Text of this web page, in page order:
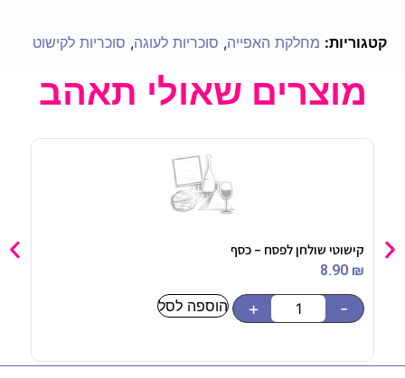
קטגוריות: מחלקת האפייה, סוכריות לעוגה, סוכריות לקישוט
מוצרים שאולי תאהב
קישוטי שולחן לפסח – כסף
8.90 ₪
-
+ הוספה לסל